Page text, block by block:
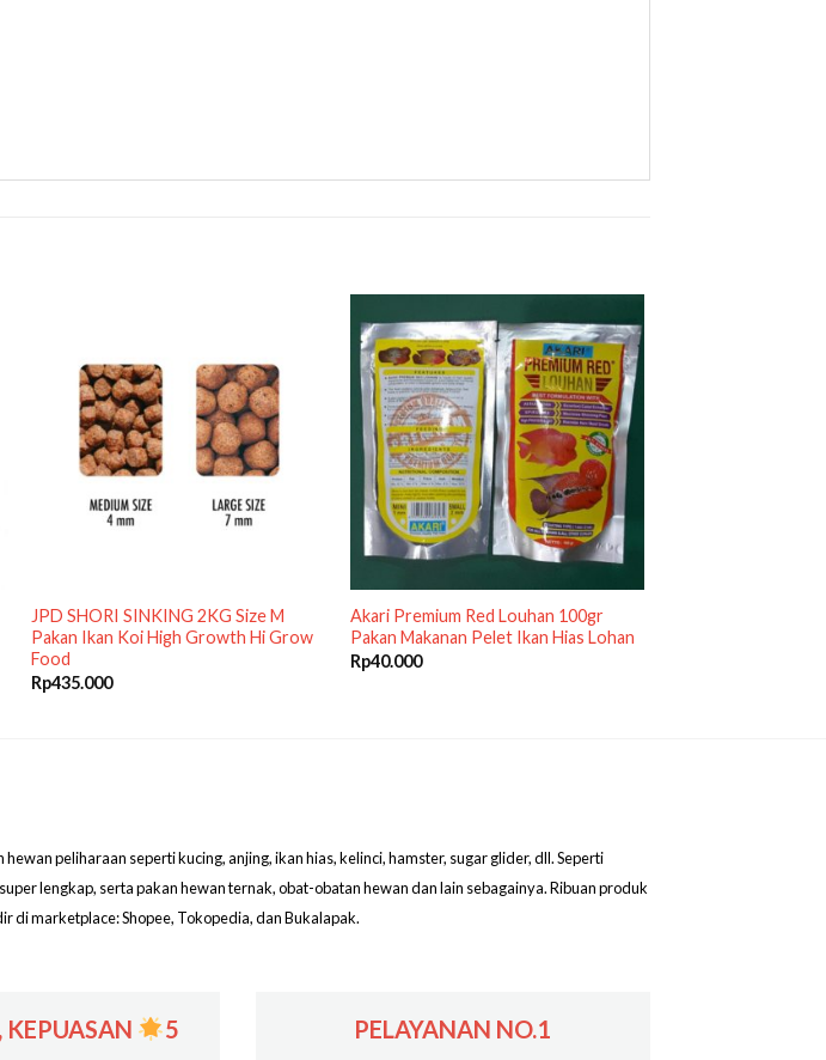
JPD SHORI SINKING 2KG Size M
Pakan Ikan Koi High Growth Hi Grow
Food
Rp435.000
Akari Premium Red Louhan 100gr
Pakan Makanan Pelet Ikan Hias Lohan
Rp40.000
peliharaan seperti kucing, anjing, ikan hias, kelinci, hamster, sugar glider, dll. Seperti
lengkap, serta pakan hewan ternak, obat-obatan hewan dan lain sebagainya. Ribuan produk
di marketplace: Shopee, Tokopedia, dan Bukalapak.
KEPUASAN 5 PELAYANAN NO.1